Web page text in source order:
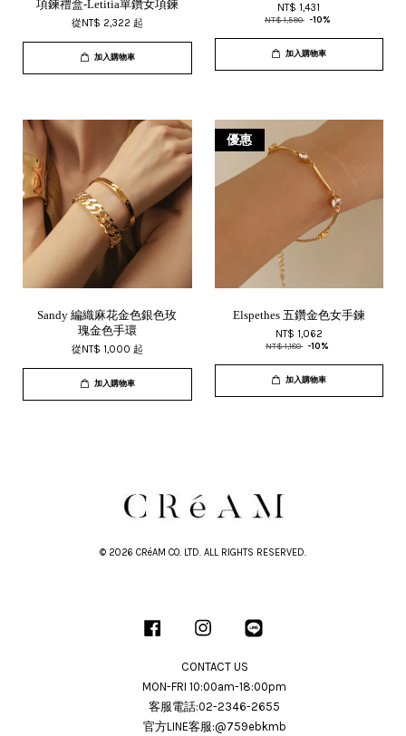
項鍊禮盒-Letitia單鑽女項鍊
從NT$ 2,322 起
加入購物車
NT$ 1,431
NT$ 1,590 -10%
加入購物車
Sandy 編織麻花金色銀色玫
瑰金色手環
從NT$ 1,000 起
加入購物車
優惠
Elspethes 五鑽金色女手鍊
NT$ 1,062
NT$ 1,180 -10%
加入購物車
© 2026 CRéAM CO. LTD. ALL RIGHTS RESERVED.
Facebook Instagram
CONTACT US
MON-FRI 10:00am-18:00pm
客服電話:02-2346-2655
官方LINE客服:@759ebkmb